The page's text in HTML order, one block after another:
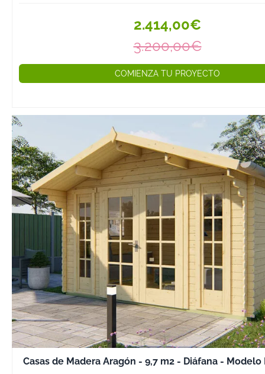
2.414,00€
3.200,00€
COMIENZA TU PROYECTO
Casas de Madera Aragón - 9,7 m2 - Diáfana -